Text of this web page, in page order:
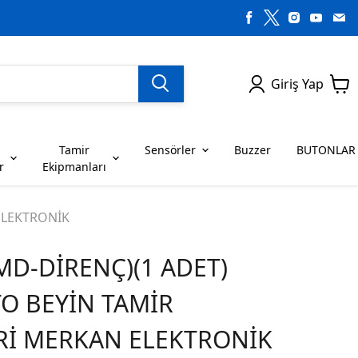
Giriş Yap
SENSÖRLER
BUTONLAR
SERİSİ ENTEGRELER
ENTEGRELER G SERİSİ ENTEGRELER
ENTEGRELER K SERİSİ ENTEGRELER
Dirençler
Tamir
Ekipmanları
Sensörler Buzzer BUTONLAR
DİRENÇ)(1 ADET)
BEYİN TAMİR
MERKAN ELEKTRONİK